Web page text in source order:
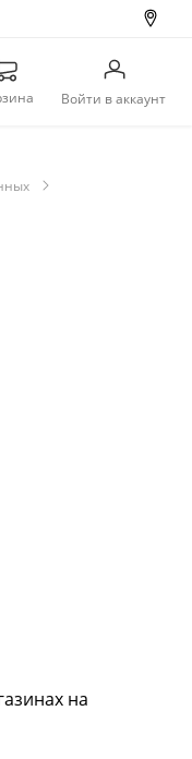
Войти в аккаунт
на